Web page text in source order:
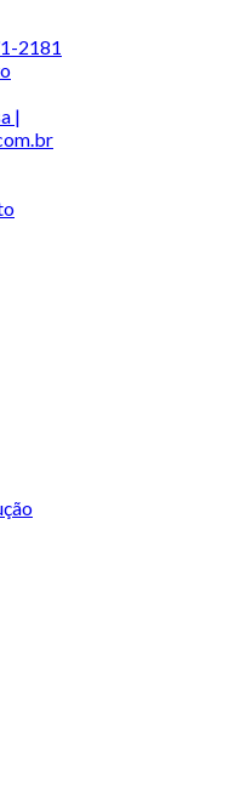
2181
|